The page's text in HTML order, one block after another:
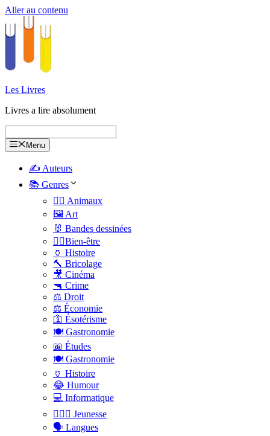
Aller au contenu
Les Livres
Livres a lire absolument
Menu
✍️ Auteurs
📚 Genres
🐕‍🦺 Animaux
🖼️ Art
🐰 Bandes dessinées
🧑‍⚕️Bien-être
🏺 Histoire
🔨 Bricolage
🎥 Cinéma
🔫 Crime
⚖️ Droit
⚖️ Économie
🛐 Ésotérisme
🍽️ Gastronomie
📖 Études
🍽️ Gastronomie
🏺 Histoire
😂 Humour
💻 Informatique
🤸🏽‍♀️ Jeunesse
🗣 Langues